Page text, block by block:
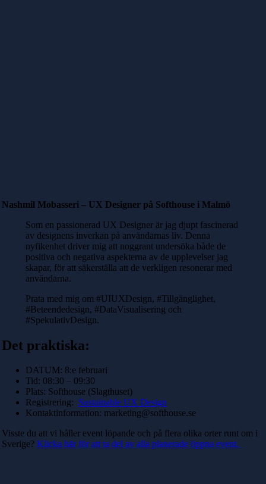
Nashmil Mobasseri – UX Designer på Softhouse i Malmö
Som en passionerad UX Designer är jag djupt fascinerad
av designens inverkan på användarnas liv. Denna
nyfikenhet driver mig att noggrant undersöka både de
positiva och negativa aspekterna av de upplevelser jag
skapar, för att säkerställa att de verkligen resonerar med
användarna.
Prata med mig om #UIUXDesign, #Tillgänglighet,
#Beteendedesign, #DataVisualisering och
#SpekulativDesign.
Det praktiska:
DATUM: 8:e februari
Tid: 08:30 – 09:30
Plats: Softhouse (Slagthuset)
Registrering: Sustainable UX Design
Kontaktinformation: marketing@softhouse.se
Visste du att vi håller event löpande och på flera olika orter runt om i
Sverige? Klicka här för att ta del av alla planerade öppna event.